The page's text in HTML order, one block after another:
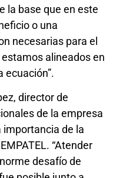
la base que en este
o una
necesarias para el
alineados en
ecuación”.
director de
de la empresa
de la
“Atender
desafío de